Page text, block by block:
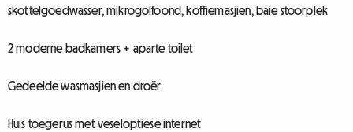
skottelgoedwasser, mikrogolfoond, koffiemasjien, baie stoorplek
2 moderne badkamers + aparte toilet
Gedeelde wasmasjien en droër
Huis toegerus met veseloptiese internet